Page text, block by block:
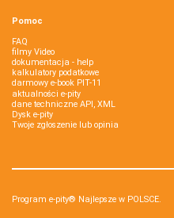
Pomoc
FAQ
filmy Video
dokumentacja - help
kalkulatory podatkowe
darmowy e-book PIT-11
aktualności e-pity
dane techniczne API, XML
Dysk e-pity
Twoje zgłoszenie lub opinia
Program e-pity® Najlepsze w POLSCE.